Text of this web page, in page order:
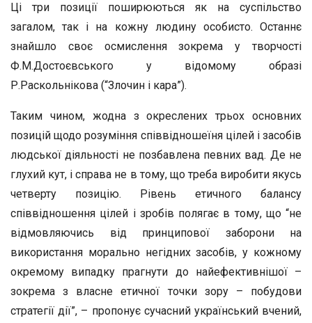
Ці три позиції поширюються як на суспільство
загалом, так і на кожну людину особисто. Останнє
знайшло своє осмислення зокрема у творчості
Ф.М.Достоєвського у відомому образі
Р.Раскольнікова (“Злочин і кара”).
Таким чином, жодна з окреслених трьох основних
позицій щодо розуміння співвідношеїня цілей і засобів
людської діяльності не позбавлена певних вад. Де не
глухий кут, і справа не в тому, що треба виробити якусь
четверту позицію. Рівень етичного балансу
співвідношення цілей і зробів полягає в тому, що “не
відмовляючись від принципової заборони на
використання морально негідних засобів, у кожному
окремому випадку прагнути до найефективнішої –
зокрема з власне етичної точки зору – побудови
стратегії дії”, – пропонує сучасний український вчений,